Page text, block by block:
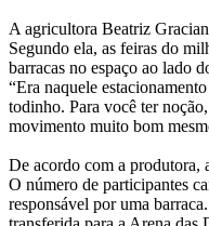
A agricultora Beatriz
Segundo ela, as feiras do
barracas no espaço ao lado
“Era naquele
todinho. Para você ter
movimento muito bom
De acordo com a produtora,
O número de participantes
responsável por uma